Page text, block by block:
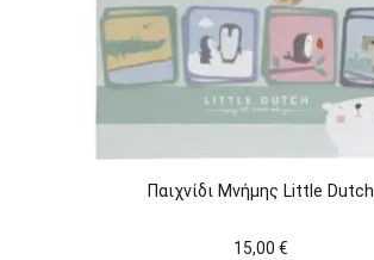
Παιχνίδι Μνήμης Little Dutch
15,00 €